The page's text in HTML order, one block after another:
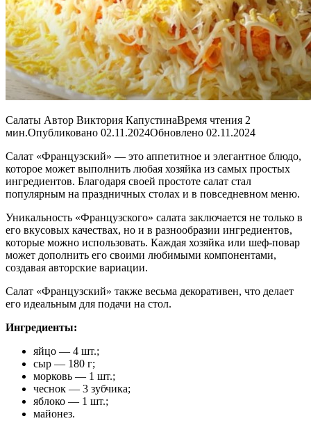
Салаты Автор Виктория КапустинаВремя чтения 2
мин.Опубликовано 02.11.2024Обновлено 02.11.2024
Салат «Французский» — это аппетитное и элегантное блюдо,
которое может выполнить любая хозяйка из самых простых
ингредиентов. Благодаря своей простоте салат стал
популярным на праздничных столах и в повседневном меню.
Уникальность «Французского» салата заключается не только в
его вкусовых качествах, но и в разнообразии ингредиентов,
которые можно использовать. Каждая хозяйка или шеф-повар
может дополнить его своими любимыми компонентами,
создавая авторские вариации.
Салат «Французский» также весьма декоративен, что делает
его идеальным для подачи на стол.
Ингредиенты:
яйцо — 4 шт.;
сыр — 180 г;
морковь — 1 шт.;
чеснок — 3 зубчика;
яблоко — 1 шт.;
майонез.